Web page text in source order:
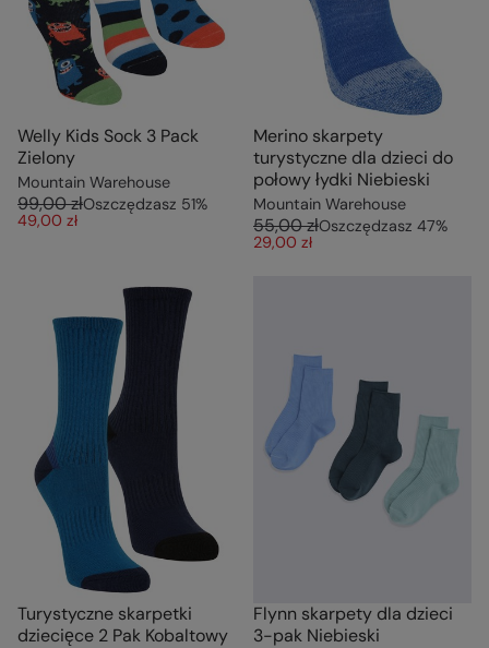
Welly Kids Sock 3 Pack
Zielony
Mountain Warehouse
99,00 złOszczędzasz 51%
49,00 zł
Merino skarpety
turystyczne dla dzieci do
połowy łydki Niebieski
Mountain Warehouse
55,00 złOszczędzasz 47%
29,00 zł
Turystyczne skarpetki
dziecięce 2 Pak Kobaltowy
Flynn skarpety dla dzieci
3-pak Niebieski